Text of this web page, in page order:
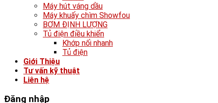
Máy hút váng dầu
Máy khuấy chìm Showfou
BƠM ĐỊNH LƯỢNG
Tủ điện điều khiển
Khớp nối nhanh
Tủ điện
Giới Thiệu
Tư vấn kỹ thuật
Liên hệ
Đăng nhập